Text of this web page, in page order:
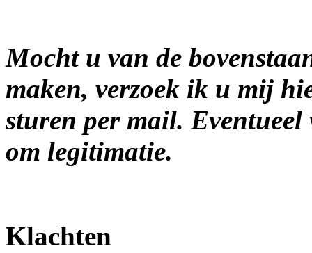
Mocht u van de
maken, verzoek ik u mij
sturen per mail.
om legitimatie.
Klachten